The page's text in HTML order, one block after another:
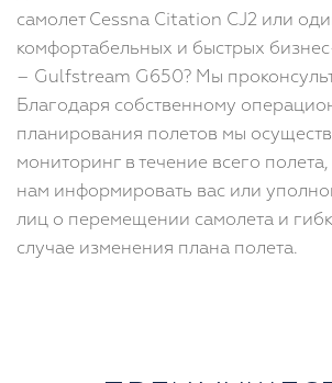
самолет Cessna Citation CJ2 или
комфортабельных и быстрых
– Gulfstream G650? Мы
Благодаря собственному
планирования полетов мы
мониторинг в течение всего
нам информировать вас или
лиц о перемещении самолета и
случае изменения плана полета.